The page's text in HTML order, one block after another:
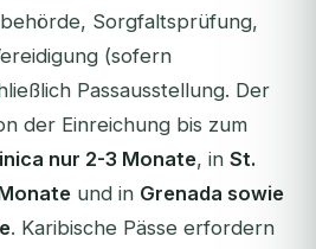
Sorgfaltsprüfung,
(sofern
Passausstellung. Der
der Einreichung bis zum
nur 2-3 Monate, in St.
und in Grenada sowie
. Karibische Pässe erfordern